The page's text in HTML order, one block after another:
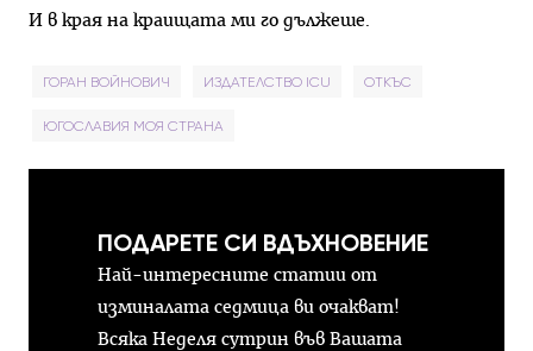
И в края на краищата ми го дължеше.
ГОРАН ВОЙНОВИЧ ИЗДАТЕЛСТВО ICU ОТКЪС
ЮГОСЛАВИЯ МОЯ СТРАНА
ПОДАРЕТЕ СИ ВДЪХНОВЕНИЕ
Най-интересните статии от
изминалата седмица ви очакват!
Всяка Неделя сутрин във Вашата